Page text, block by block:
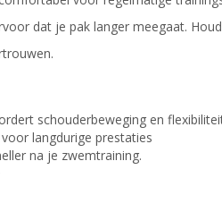
dat je pak langer meegaat.
schouderbeweging en
langdurige prestaties
na je zwemtraining.